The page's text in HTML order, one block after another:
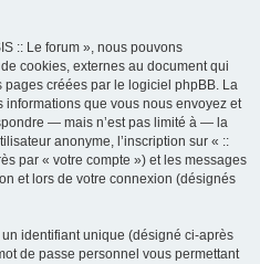
:: Le forum », nous pouvons
cookies, externes au document qui
créées par le logiciel phpBB. La
que vous nous envoyez et
— mais n’est pas limité à — la
anonyme, l’inscription sur « ::
par « votre compte ») et les messages
et lors de votre connexion (désignés
identifiant unique (désigné ci-après
de passe personnel vous permettant